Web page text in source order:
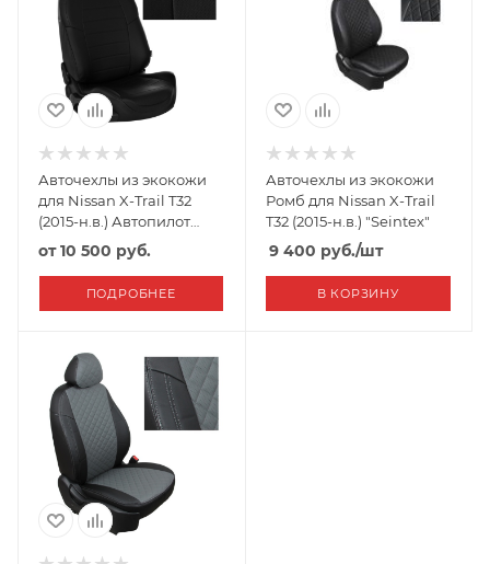
Авточехлы из экокожи
для Nissan X-Trail T32
(2015-н.в.) Автопилот
Черный
от10 500 руб.
ПОДРОБНЕЕ
Авточехлы из экокожи
Ромб для Nissan X-Trail
T32 (2015-н.в.) "Seintex"
9 400 руб./шт
В КОРЗИНУ